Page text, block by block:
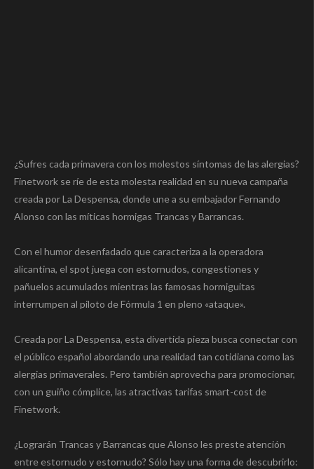
¿Sufres cada primavera con los molestos síntomas de las alergias?
Finetwork se ríe de esta molesta realidad en su nueva campaña
creada por La Despensa, donde une a su embajador Fernando
Alonso con las míticas hormigas Trancas y Barrancas.
Con el humor desenfadado que caracteriza a la operadora
alicantina, el spot juega con estornudos, congestiones y
pañuelos acumulados mientras las famosas hormiguitas
interrumpen al piloto de Fórmula 1 en pleno «ataque».
Creada por La Despensa, esta divertida pieza busca conectar con
el público español abordando una realidad tan cotidiana como las
alergias primaverales. Pero también aprovecha para promocionar,
con un guiño cómplice, las atractivas tarifas smart-cost de
Finetwork.
¿Lograrán Trancas y Barrancas que Alonso les preste atención
entre estornudo y estornudo? Sólo hay una forma de descubrirlo: